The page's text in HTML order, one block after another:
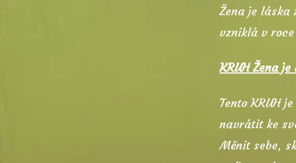
Žena je láska
vzniklá v
KRUH Žena
Tento KRUH
navrátit ke
Měnit sebe,